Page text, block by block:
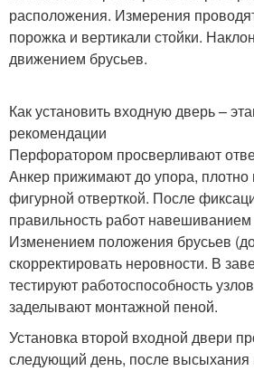
расположения. Измерения
порожка и вертикали стойки.
движением брусьев.
Как установить входную дверь –
рекомендации
Перфоратором просверливают
Анкер прижимают до упора, плотно
фигурной отверткой. После
правильность работ навешиванием
Изменением положения брусьев
скорректировать неровности. В
тестируют работоспособность
заделывают монтажной пеной.
Установка второй входной двери
следующий день, после высыхания